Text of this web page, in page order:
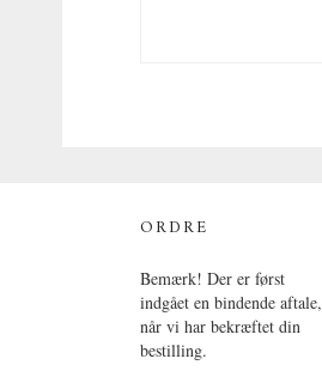
ORDRE
Bemærk! Der er først
indgået en bindende aftale,
når vi har bekræftet din
bestilling.